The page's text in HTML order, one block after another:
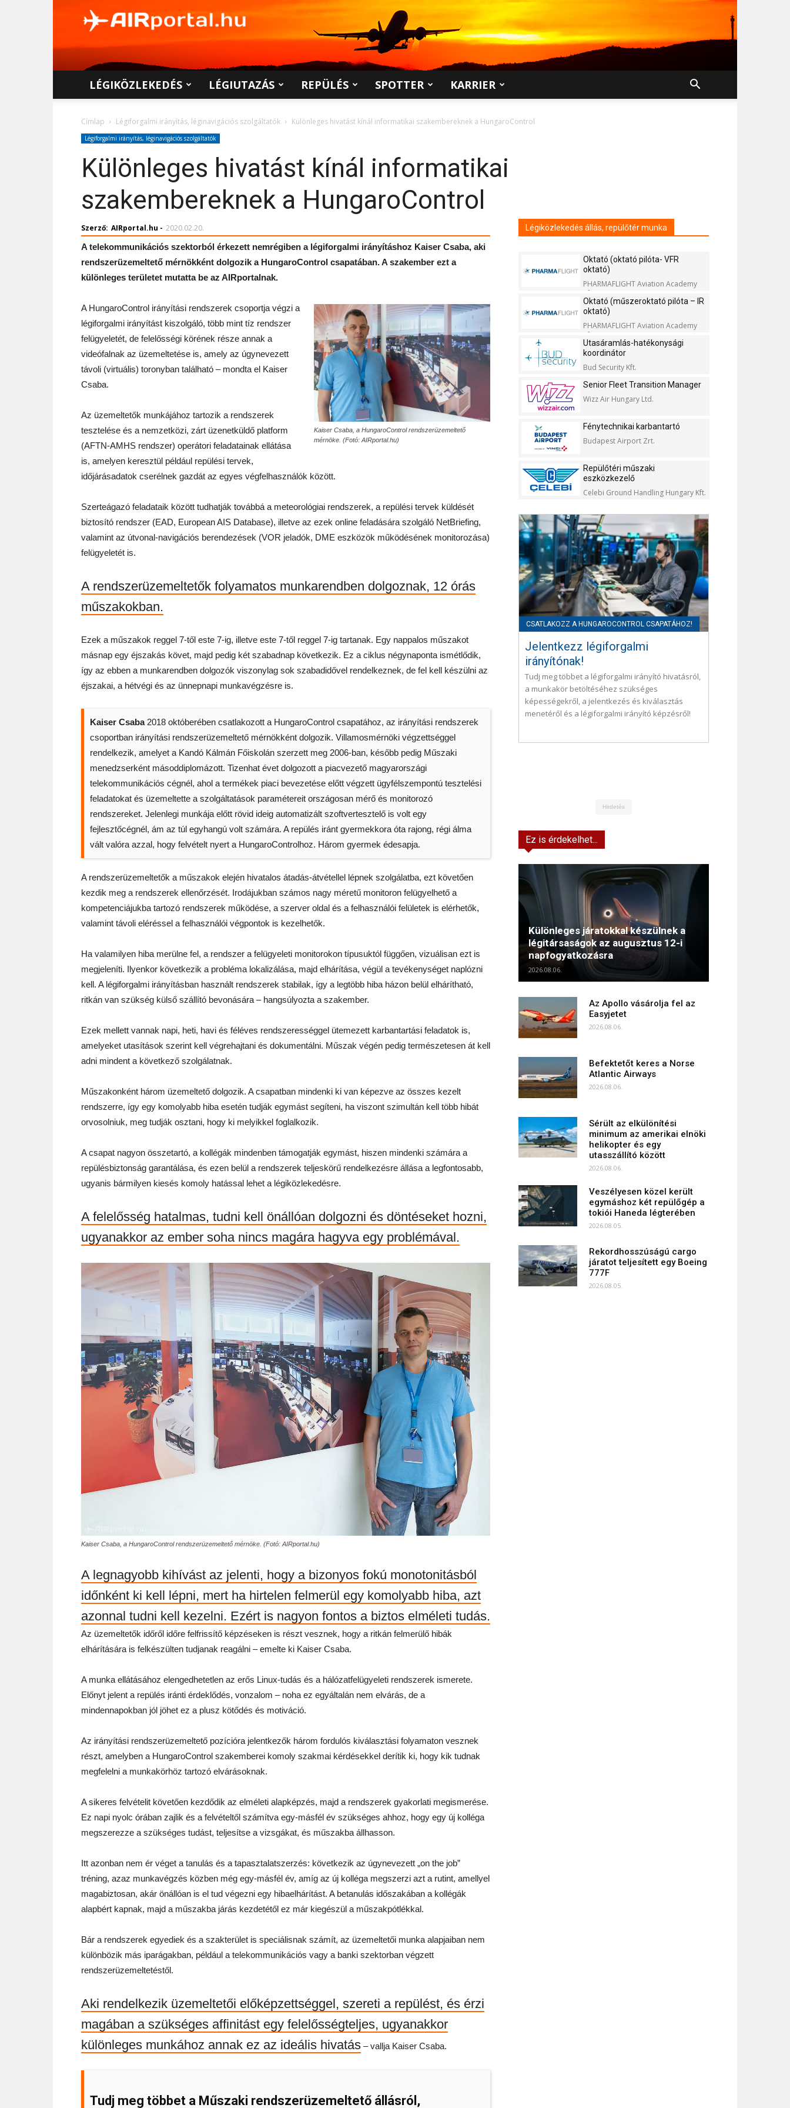
LÉGIKÖZLEKEDÉS LÉGIUTAZÁS REPÜLÉS SPOTTER KARRIER
Címlap Légiforgalmi irányítás, léginavigációs szolgáltatók Különleges hivatást kínál informatikai szakembereknek a HungaroControl
Légiforgalmi irányítás, léginavigációs szolgáltatók
Különleges hivatást kínál informatikai
szakembereknek a HungaroControl
Szerző: AIRportal.hu - 2020.02.20.
A telekommunikációs szektorból érkezett nemrégiben a légiforgalmi irányításhoz Kaiser Csaba, aki
rendszerüzemeltető mérnökként dolgozik a HungaroControl csapatában. A szakember ezt a
különleges területet mutatta be az AIRportalnak.
Kaiser Csaba, a HungaroControl rendszerüzemeltető
mérnöke. (Fotó: AIRportal.hu)
A HungaroControl irányítási rendszerek csoportja végzi a
légiforgalmi irányítást kiszolgáló, több mint tíz rendszer
felügyeletét, de felelősségi körének része annak a
videófalnak az üzemeltetése is, amely az úgynevezett
távoli (virtuális) toronyban található – mondta el Kaiser
Csaba.
Az üzemeltetők munkájához tartozik a rendszerek
tesztelése és a nemzetközi, zárt üzenetküldő platform
(AFTN-AMHS rendszer) operátori feladatainak ellátása
is, amelyen keresztül például repülési tervek,
időjárásadatok cserélnek gazdát az egyes végfelhasználók között.
Szerteágazó feladataik között tudhatják továbbá a meteorológiai rendszerek, a repülési tervek küldését
biztosító rendszer (EAD, European AIS Database), illetve az ezek online feladására szolgáló NetBriefing,
valamint az útvonal-navigációs berendezések (VOR jeladók, DME eszközök működésének monitorozása)
felügyeletét is.
A rendszerüzemeltetők folyamatos munkarendben dolgoznak, 12 órás
műszakokban.
Ezek a műszakok reggel 7-től este 7-ig, illetve este 7-től reggel 7-ig tartanak. Egy nappalos műszakot
másnap egy éjszakás követ, majd pedig két szabadnap következik. Ez a ciklus négynaponta ismétlődik,
így az ebben a munkarendben dolgozók viszonylag sok szabadidővel rendelkeznek, de fel kell készülni az
éjszakai, a hétvégi és az ünnepnapi munkavégzésre is.
Kaiser Csaba2018 októberében csatlakozott a HungaroControl csapatához, az irányítási rendszerek
csoportban irányítási rendszerüzemeltető mérnökként dolgozik. Villamosmérnöki végzettséggel
rendelkezik, amelyet a Kandó Kálmán Főiskolán szerzett meg 2006-ban, később pedig Műszaki
menedzserként másoddiplomázott. Tizenhat évet dolgozott a piacvezető magyarországi
telekommunikációs cégnél, ahol a termékek piaci bevezetése előtt végzett ügyfélszempontú tesztelési
feladatokat és üzemeltette a szolgáltatások paramétereit országosan mérő és monitorozó
rendszereket. Jelenlegi munkája előtt rövid ideig automatizált szoftvertesztelő is volt egy
fejlesztőcégnél, ám az túl egyhangú volt számára. A repülés iránt gyermekkora óta rajong, régi álma
vált valóra azzal, hogy felvételt nyert a HungaroControlhoz. Három gyermek édesapja.
A rendszerüzemeltetők a műszakok elején hivatalos átadás-átvétellel lépnek szolgálatba, ezt követően
kezdik meg a rendszerek ellenőrzését. Irodájukban számos nagy méretű monitoron felügyelhető a
kompetenciájukba tartozó rendszerek működése, a szerver oldal és a felhasználói felületek is elérhetők,
valamint távoli eléréssel a felhasználói végpontok is kezelhetők.
Ha valamilyen hiba merülne fel, a rendszer a felügyeleti monitorokon típusuktól függően, vizuálisan ezt is
megjeleníti. Ilyenkor következik a probléma lokalizálása, majd elhárítása, végül a tevékenységet naplózni
kell. A légiforgalmi irányításban használt rendszerek stabilak, így a legtöbb hiba házon belül elhárítható,
ritkán van szükség külső szállító bevonására – hangsúlyozta a szakember.
Ezek mellett vannak napi, heti, havi és féléves rendszerességgel ütemezett karbantartási feladatok is,
amelyeket utasítások szerint kell végrehajtani és dokumentálni. Műszak végén pedig természetesen át kell
adni mindent a következő szolgálatnak.
Műszakonként három üzemeltető dolgozik. A csapatban mindenki ki van képezve az összes kezelt
rendszerre, így egy komolyabb hiba esetén tudják egymást segíteni, ha viszont szimultán kell több hibát
orvosolniuk, meg tudják osztani, hogy ki melyikkel foglalkozik.
A csapat nagyon összetartó, a kollégák mindenben támogatják egymást, hiszen mindenki számára a
repülésbiztonság garantálása, és ezen belül a rendszerek teljeskörű rendelkezésre állása a legfontosabb,
ugyanis bármilyen kiesés komoly hatással lehet a légiközlekedésre.
A felelősség hatalmas, tudni kell önállóan dolgozni és döntéseket hozni,
ugyanakkor az ember soha nincs magára hagyva egy problémával.
Kaiser Csaba, a HungaroControl rendszerüzemeltető mérnöke. (Fotó: AIRportal.hu)
A legnagyobb kihívást az jelenti, hogy a bizonyos fokú monotonitásból
időnként ki kell lépni, mert ha hirtelen felmerül egy komolyabb hiba, azt
azonnal tudni kell kezelni. Ezért is nagyon fontos a biztos elméleti tudás.
Az üzemeltetők időről időre felfrissítő képzéseken is részt vesznek, hogy a ritkán felmerülő hibák
elhárítására is felkészülten tudjanak reagálni – emelte ki Kaiser Csaba.
A munka ellátásához elengedhetetlen az erős Linux-tudás és a hálózatfelügyeleti rendszerek ismerete.
Előnyt jelent a repülés iránti érdeklődés, vonzalom – noha ez egyáltalán nem elvárás, de a
mindennapokban jól jöhet ez a plusz kötődés és motiváció.
Az irányítási rendszerüzemeltető pozícióra jelentkezők három fordulós kiválasztási folyamaton vesznek
részt, amelyben a HungaroControl szakemberei komoly szakmai kérdésekkel derítik ki, hogy kik tudnak
megfelelni a munkakörhöz tartozó elvárásoknak.
A sikeres felvételit követően kezdődik az elméleti alapképzés, majd a rendszerek gyakorlati megismerése.
Ez napi nyolc órában zajlik és a felvételtől számítva egy-másfél év szükséges ahhoz, hogy egy új kolléga
megszerezze a szükséges tudást, teljesítse a vizsgákat, és műszakba állhasson.
Itt azonban nem ér véget a tanulás és a tapasztalatszerzés: következik az úgynevezett „on the job”
tréning, azaz munkavégzés közben még egy-másfél év, amíg az új kolléga megszerzi azt a rutint, amellyel
magabiztosan, akár önállóan is el tud végezni egy hibaelhárítást. A betanulás időszakában a kollégák
alapbért kapnak, majd a műszakba járás kezdetétől ez már kiegészül a műszakpótlékkal.
Bár a rendszerek egyediek és a szakterület is speciálisnak számít, az üzemeltetői munka alapjaiban nem
különbözik más iparágakban, például a telekommunikációs vagy a banki szektorban végzett
rendszerüzemeltetéstől.
Aki rendelkezik üzemeltetői előképzettséggel, szereti a repülést, és érzi
magában a szükséges affinitást egy felelősségteljes, ugyanakkor
különleges munkához annak ez az ideális hivatás – vallja Kaiser Csaba.
Tudj meg többet a Műszaki rendszerüzemeltető állásról,
Légiközlekedés állás, repülőtér munka
Oktató (oktató pilóta- VFR
oktató)
PHARMAFLIGHT Aviation Academy
Kft.
Oktató (műszeroktató pilóta – IR
oktató)
PHARMAFLIGHT Aviation Academy
Kft.
Utasáramlás-hatékonysági
koordinátor
Bud Security Kft.
Senior Fleet Transition Manager
Wizz Air Hungary Ltd.
Fénytechnikai karbantartó
Budapest Airport Zrt.
Repülőtéri műszaki
eszközkezelő
Celebi Ground Handling Hungary Kft.
Jelentkezz légiforgalmi
irányítónak!
Tudj meg többet a légiforgalmi irányító hivatásról,
a munkakör betöltéséhez szükséges
képességekről, a jelentkezés és kiválasztás
menetéről és a légiforgalmi irányító képzésről!
Hirdetés
Ez is érdekelhet...
Különleges járatokkal készülnek a
légitársaságok az augusztus 12-i
napfogyatkozásra
2026.08.06.
Az Apollo vásárolja fel az
Easyjetet
2026.08.06.
Befektetőt keres a Norse
Atlantic Airways
2026.08.06.
Sérült az elkülönítési
minimum az amerikai elnöki
helikopter és egy
utasszállító között
2026.08.06.
Veszélyesen közel került
egymáshoz két repülőgép a
tokiói Haneda légterében
2026.08.05.
Rekordhosszúságú cargo
járatot teljesített egy Boeing
777F
2026.08.05.